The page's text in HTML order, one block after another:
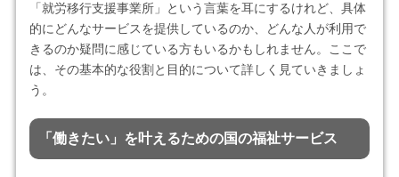
「就労移行支援事業所」という言葉を耳にするけれど、具体
的にどんなサービスを提供しているのか、どんな人が利用で
きるのか疑問に感じている方もいるかもしれません。ここで
は、その基本的な役割と目的について詳しく見ていきましょ
う。
「働きたい」を叶えるための国の福祉サービス